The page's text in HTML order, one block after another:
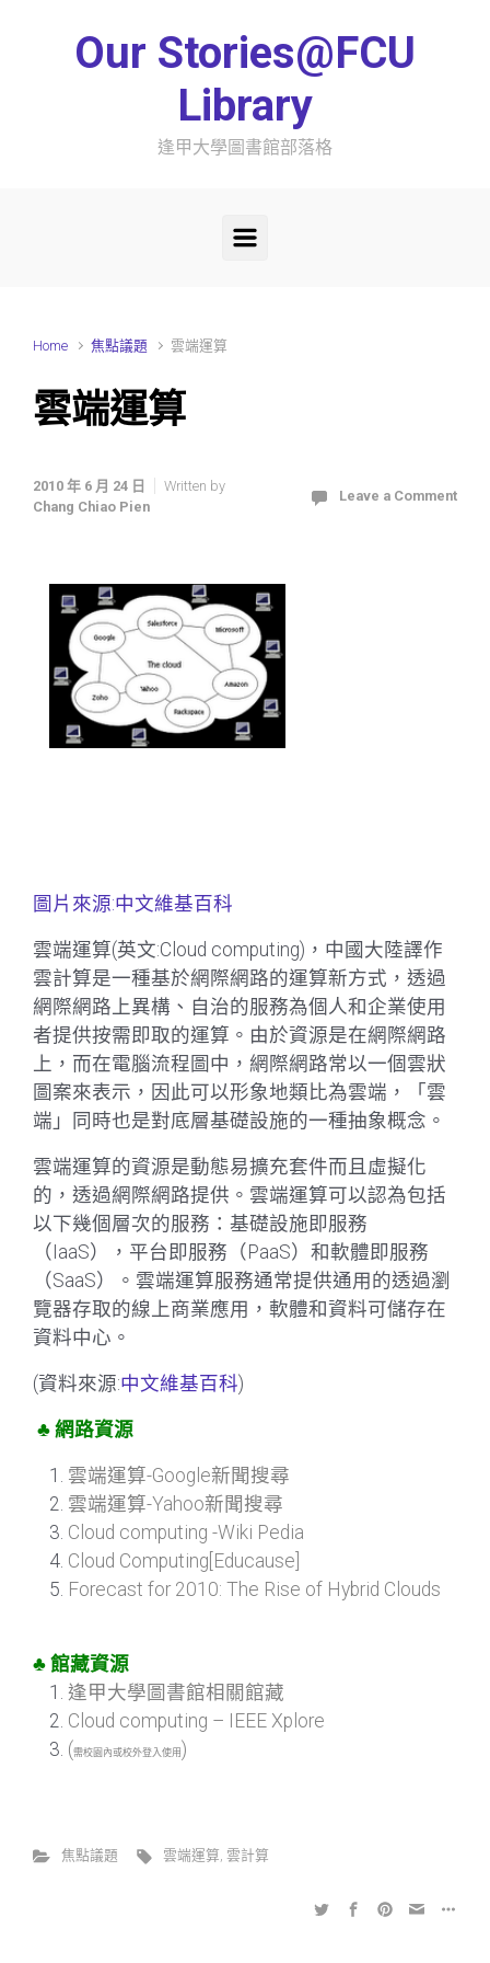
Our Stories@FCU
Library
逢甲大學圖書館部落格
Home 焦點議題 雲端運算
雲端運算
2010 年 6 月 24 日
Written by
Chang Chiao Pien
Leave a Comment
圖片來源:中文維基百科
雲端運算(英文:Cloud computing)，中國大陸譯作
雲計算是一種基於網際網路的運算新方式，透過
網際網路上異構、自治的服務為個人和企業使用
者提供按需即取的運算。由於資源是在網際網路
上，而在電腦流程圖中，網際網路常以一個雲狀
圖案來表示，因此可以形象地類比為雲端，「雲
端」同時也是對底層基礎設施的一種抽象概念。
雲端運算的資源是動態易擴充套件而且虛擬化
的，透過網際網路提供。雲端運算可以認為包括
以下幾個層次的服務：基礎設施即服務
（IaaS），平台即服務（PaaS）和軟體即服務
（SaaS）。雲端運算服務通常提供通用的透過瀏
覽器存取的線上商業應用，軟體和資料可儲存在
資料中心。
(資料來源:中文維基百科)
♣ 網路資源
雲端運算-Google新聞搜尋
雲端運算-Yahoo新聞搜尋
Cloud computing -Wiki Pedia
Cloud Computing[Educause]
Forecast for 2010: The Rise of Hybrid Clouds
♣ 館藏資源
逢甲大學圖書館相關館藏
Cloud computing – IEEE Xplore
(需校園內或校外登入使用 )
焦點議題 雲端運算,雲計算